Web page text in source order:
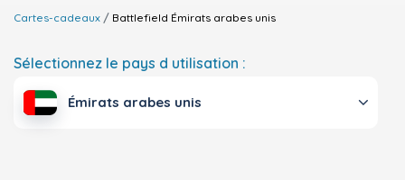
Cartes-cadeaux Battlefield Émirats arabes unis
Sélectionnez le pays d utilisation :
Émirats arabes unis